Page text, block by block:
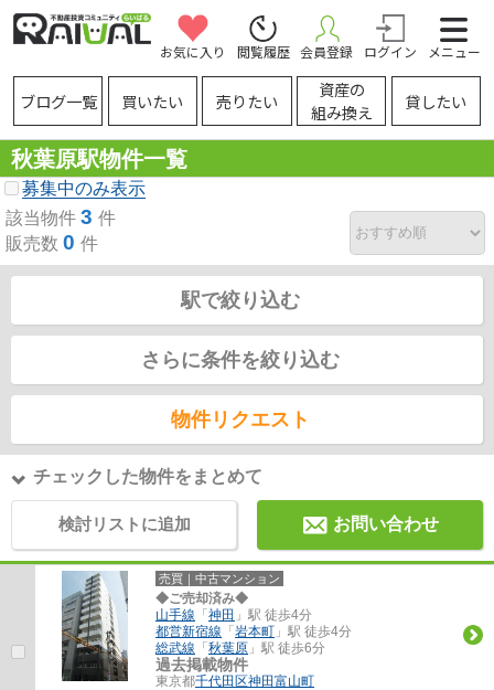
お気に入り 閲覧履歴 会員登録 ログイン メニュー
ブログ一覧 買いたい 売りたい
資産の
組み換え
貸したい
秋葉原駅物件一覧
募集中のみ表示
該当物件 3 件
販売数 0 件
駅で絞り込む
さらに条件を絞り込む
物件リクエスト
チェックした物件をまとめて
検討リストに追加 お問い合わせ
売買｜中古マンション
◆ご売却済み◆
山手線 「神田 」駅 徒歩4分
都営新宿線 「岩本町 」駅 徒歩4分
総武線 「秋葉原 」駅 徒歩6分
過去掲載物件
東京都千代田区神田富山町